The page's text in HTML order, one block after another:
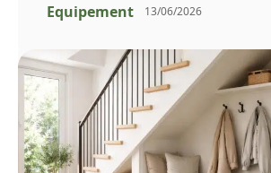
Equipement 13/06/2026